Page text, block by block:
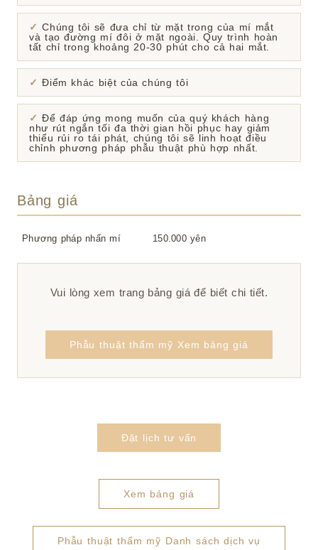
Chúng tôi sẽ đưa chỉ từ mặt trong của mí mắt
và tạo đường mí đôi ở mặt ngoài. Quy trình hoàn
tất chỉ trong khoảng 20-30 phút cho cả hai mắt.
Điểm khác biệt của chúng tôi
Để đáp ứng mong muốn của quý khách hàng
như rút ngắn tối đa thời gian hồi phục hay giảm
thiểu rủi ro tái phát, chúng tôi sẽ linh hoạt điều
chỉnh phương pháp phẫu thuật phù hợp nhất.
Bảng giá
Phương pháp nhấn mí 150.000 yên
Vui lòng xem trang bảng giá để biết chi tiết.
Phẫu thuật thẩm mỹ Xem bảng giá
Đặt lịch tư vấn
Xem bảng giá
Phẫu thuật thẩm mỹ Danh sách dịch vụ